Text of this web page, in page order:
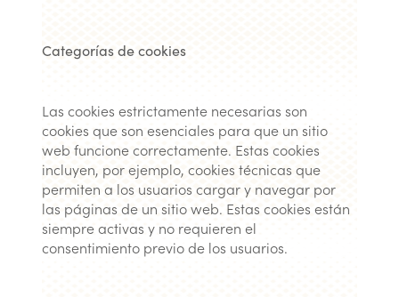
Categorías de cookies
Las cookies estrictamente necesarias son
cookies que son esenciales para que un sitio
web funcione correctamente. Estas cookies
incluyen, por ejemplo, cookies técnicas que
permiten a los usuarios cargar y navegar por
las páginas de un sitio web. Estas cookies están
siempre activas y no requieren el
consentimiento previo de los usuarios.